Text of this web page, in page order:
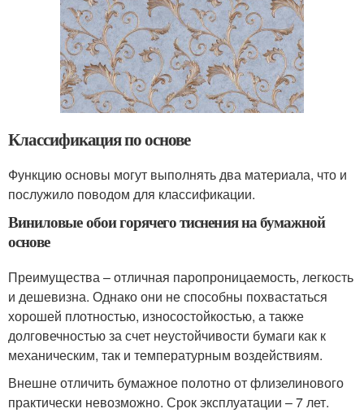
Классификация по основе
Функцию основы могут выполнять два материала, что и
послужило поводом для классификации.
Виниловые обои горячего тиснения на бумажной
основе
Преимущества – отличная паропроницаемость, легкость
и дешевизна. Однако они не способны похвастаться
хорошей плотностью, износостойкостью, а также
долговечностью за счет неустойчивости бумаги как к
механическим, так и температурным воздействиям.
Внешне отличить бумажное полотно от флизелинового
практически невозможно. Срок эксплуатации – 7 лет.